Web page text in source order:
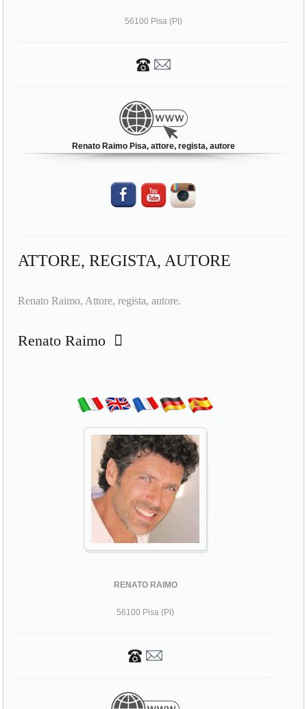
56100 Pisa (PI)
Renato Raimo Pisa, attore, regista, autore
ATTORE, REGISTA, AUTORE
Renato Raimo, Attore, regista, autore.
Renato Raimo
RENATO RAIMO
56100 Pisa (PI)